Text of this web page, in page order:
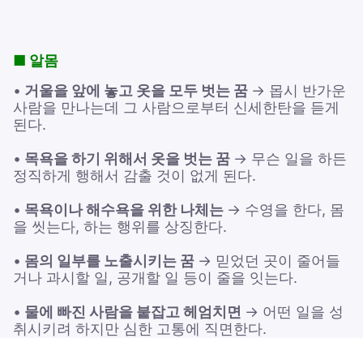
■ 알몸
• 거울을 앞에 놓고 옷을 모두 벗는 꿈 → 몹시 반가운
사람을 만나는데 그 사람으로부터 신세한탄을 듣게
된다.
• 목욕을 하기 위해서 옷을 벗는 꿈 → 무슨 일을 하든
정직하게 행해서 감출 것이 없게 된다.
• 목욕이나 해수욕을 위한 나체는 → 수영을 한다, 몸
을 씻는다, 하는 행위를 상징한다.
• 몸의 일부를 노출시키는 꿈 → 믿었던 곳이 줄어들
거나 과시할 일, 공개할 일 등이 줄을 잇는다.
• 물에 빠진 사람을 붙잡고 헤엄치면 → 어떤 일을 성
취시키려 하지만 심한 고통에 직면한다.